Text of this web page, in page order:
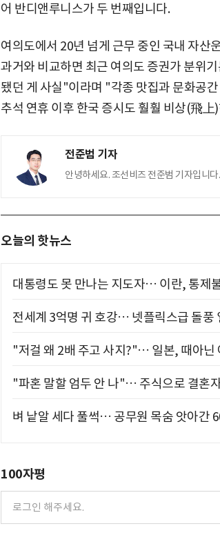
어 반디앤루니스가 두 번째입니다.
여의도에서 20년 넘게 근무 중인 국내 자산
과거와 비교하면 최근 여의도 증권가 분위
됐던 게 사실"이라며 "각종 맛집과 문화공
추석 연휴 이후 한국 증시도 훨훨 비상(飛
전준범 기자
안녕하세요. 조선비즈 전준범 기자입니다.
오늘의 핫뉴스
대통령도 못 만나는 지도자… 이란, 통제
전세계 3억명 귀 호강… 넷플릭스급 돌풍
"저걸 왜 2배 주고 사지?"… 일본, 때아닌
"파혼 말할 엄두 안 나"… 주식으로 결혼
벼 낱알 세다 풀썩… 공무원 목숨 앗아간
100자평